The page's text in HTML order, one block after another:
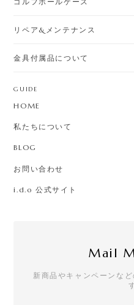
リペア&メンテナンス
金具付属品について
GUIDE
HOME
私たちについて
BLOG
お問い合わせ
i.d.o 公式サイト
Mail
新商品やキャンペーンな